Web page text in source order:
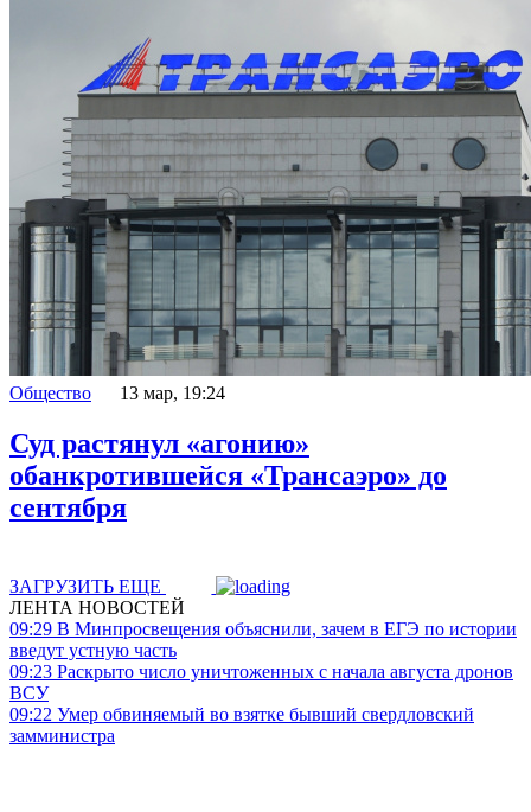
Общество 13 мар, 19:24
Суд растянул «агонию»
обанкротившейся «Трансаэро» до
сентября
ЗАГРУЗИТЬ ЕЩЕ
ЛЕНТА НОВОСТЕЙ
09:29 В Минпросвещения объяснили, зачем в ЕГЭ по истории
введут устную часть
09:23 Раскрыто число уничтоженных с начала августа дронов
ВСУ
09:22 Умер обвиняемый во взятке бывший свердловский
замминистра